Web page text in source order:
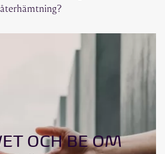
OCH BE OM